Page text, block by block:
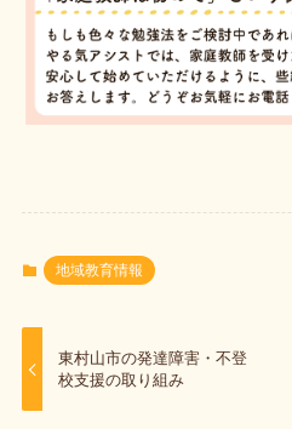
地域教育情報
東村山市の発達障害・不登
校支援の取り組み